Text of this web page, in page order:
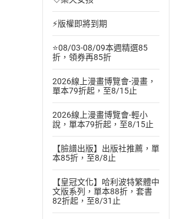
⚡版權即將到期
⭐08/03-08/09本週精選85
折，領券再85折
2026線上漫畫博覽會-漫畫，
單本79折起，至8/15止
2026線上漫畫博覽會-輕小
說，單本79折起，至8/15止
【臉譜出版】出版社推薦，單
本85折，至8/8止
【皇冠文化】哈利波特繁體中
文版系列，單本88折，套書
82折起，至8/31止